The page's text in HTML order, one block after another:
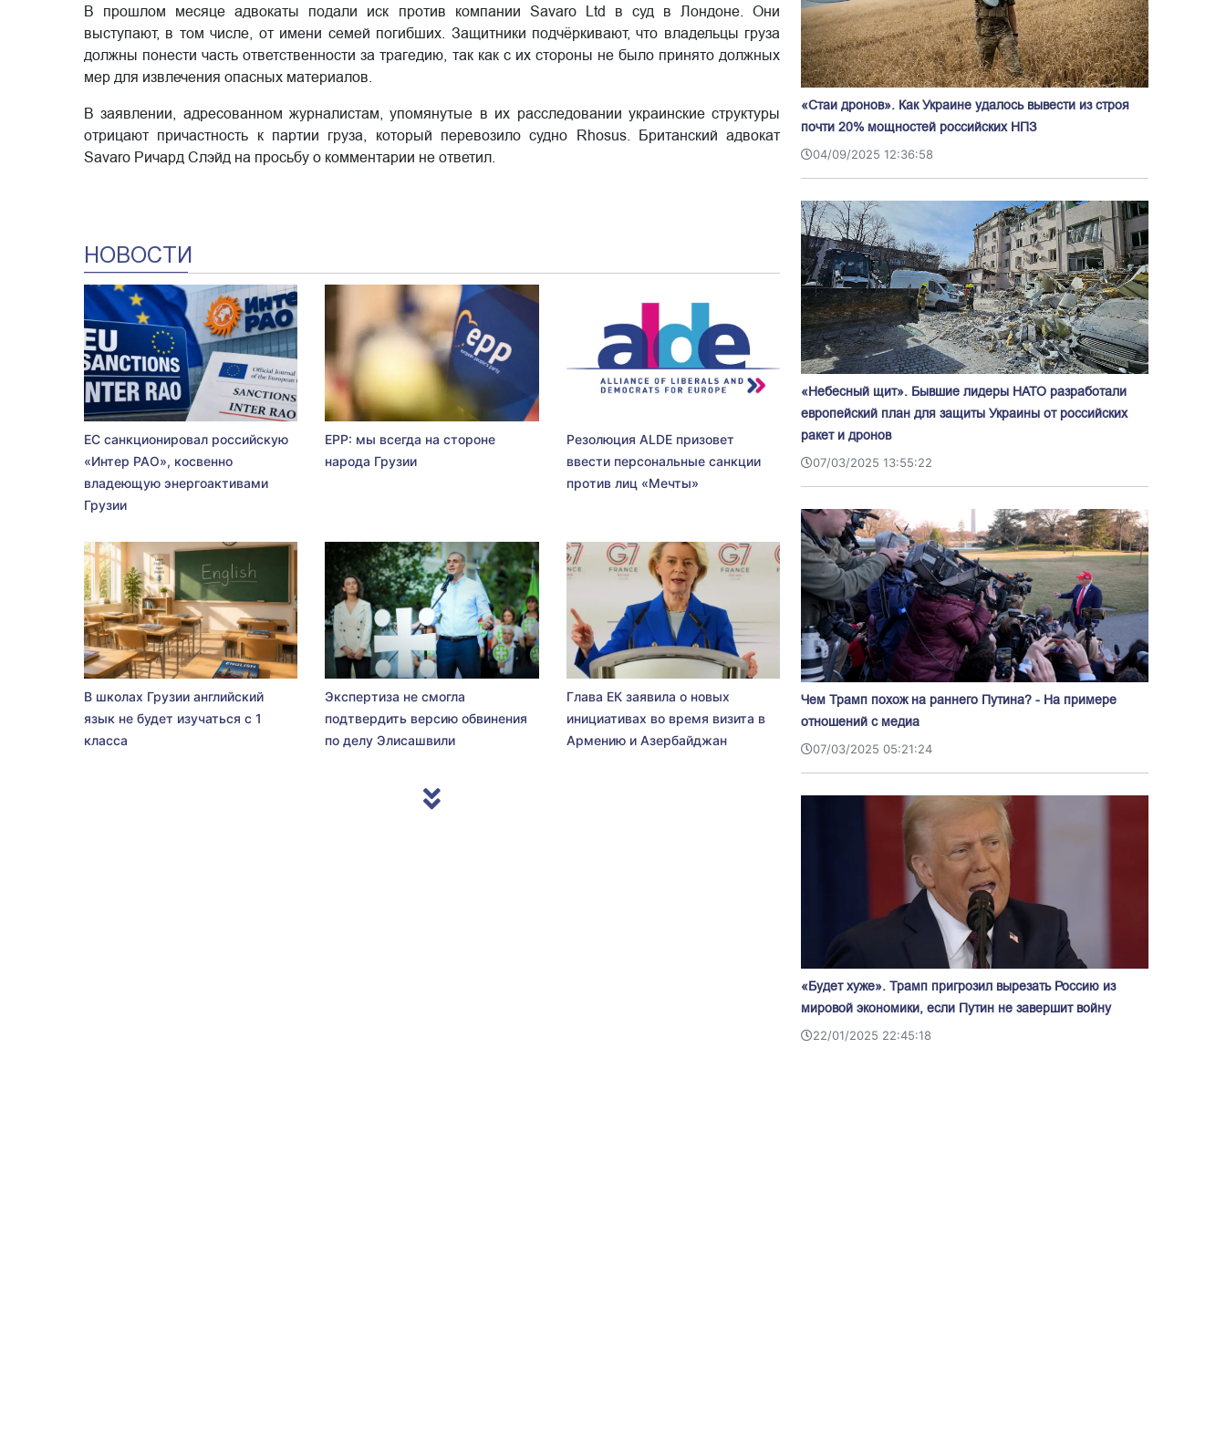
В прошлом месяце адвокаты подали иск против компании Savaro Ltd в суд в Лондоне. Они
выступают, в том числе, от имени семей погибших. Защитники подчёркивают, что владельцы груза
должны понести часть ответственности за трагедию, так как с их стороны не было принято должных
мер для извлечения опасных материалов.
В заявлении, адресованном журналистам, упомянутые в их расследовании украинские структуры
отрицают причастность к партии груза, который перевозило судно Rhosus. Британский адвокат
Savaro Ричард Слэйд на просьбу о комментарии не ответил.
НОВОСТИ
ЕС санкционировал российскую
«Интер РАО», косвенно
владеющую энергоактивами
Грузии
EPP: мы всегда на стороне
народа Грузии
Резолюция ALDE призовет
ввести персональные санкции
против лиц «Мечты»
В школах Грузии английский
язык не будет изучаться с 1
класса
Экспертиза не смогла
подтвердить версию обвинения
по делу Элисашвили
Глава ЕК заявила о новых
инициативах во время визита в
Армению и Азербайджан
«Стаи дронов». Как Украине удалось вывести из строя
почти 20% мощностей российских НПЗ
04/09/2025 12:36:58
«Небесный щит». Бывшие лидеры НАТО разработали
европейский план для защиты Украины от российских
ракет и дронов
07/03/2025 13:55:22
Чем Трамп похож на раннего Путина? - На примере
отношений с медиа
07/03/2025 05:21:24
«Будет хуже». Трамп пригрозил вырезать Россию из
мировой экономики, если Путин не завершит войну
22/01/2025 22:45:18